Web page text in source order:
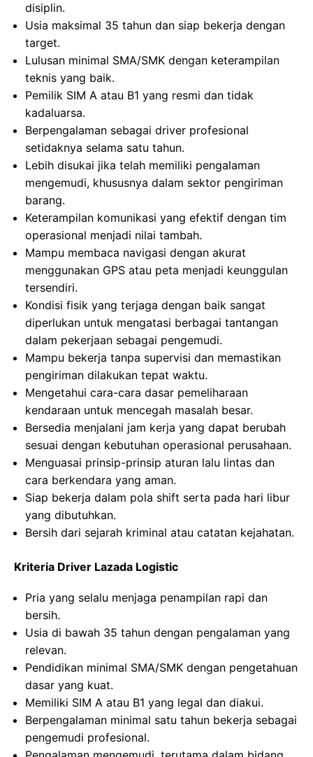
disiplin.
Usia maksimal 35 tahun dan siap bekerja dengan
target.
Lulusan minimal SMA/SMK dengan keterampilan
teknis yang baik.
Pemilik SIM A atau B1 yang resmi dan tidak
kadaluarsa.
Berpengalaman sebagai driver profesional
setidaknya selama satu tahun.
Lebih disukai jika telah memiliki pengalaman
mengemudi, khususnya dalam sektor pengiriman
barang.
Keterampilan komunikasi yang efektif dengan tim
operasional menjadi nilai tambah.
Mampu membaca navigasi dengan akurat
menggunakan GPS atau peta menjadi keunggulan
tersendiri.
Kondisi fisik yang terjaga dengan baik sangat
diperlukan untuk mengatasi berbagai tantangan
dalam pekerjaan sebagai pengemudi.
Mampu bekerja tanpa supervisi dan memastikan
pengiriman dilakukan tepat waktu.
Mengetahui cara-cara dasar pemeliharaan
kendaraan untuk mencegah masalah besar.
Bersedia menjalani jam kerja yang dapat berubah
sesuai dengan kebutuhan operasional perusahaan.
Menguasai prinsip-prinsip aturan lalu lintas dan
cara berkendara yang aman.
Siap bekerja dalam pola shift serta pada hari libur
yang dibutuhkan.
Bersih dari sejarah kriminal atau catatan kejahatan.
Kriteria Driver Lazada Logistic
Pria yang selalu menjaga penampilan rapi dan
bersih.
Usia di bawah 35 tahun dengan pengalaman yang
relevan.
Pendidikan minimal SMA/SMK dengan pengetahuan
dasar yang kuat.
Memiliki SIM A atau B1 yang legal dan diakui.
Berpengalaman minimal satu tahun bekerja sebagai
pengemudi profesional.